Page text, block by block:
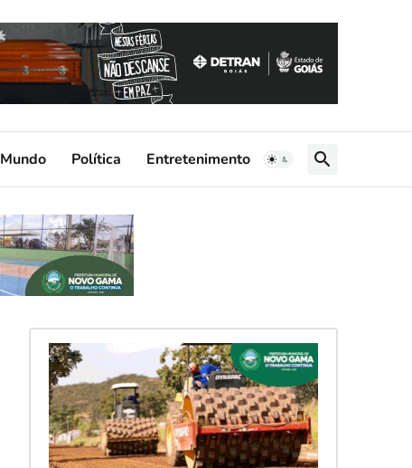
Mundo Política Entretenimento